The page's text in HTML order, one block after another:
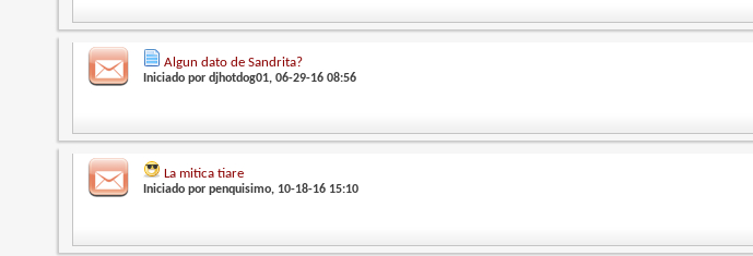
Algun dato de Sandrita?
Iniciado por djhotdog01, 06-29-16 08:56
La mitica tiare
Iniciado por penquisimo, 10-18-16 15:10